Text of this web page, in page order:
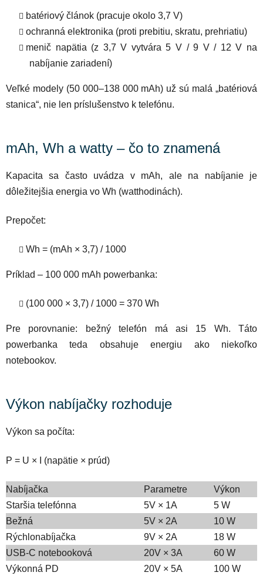
batériový článok (pracuje okolo 3,7 V)
ochranná elektronika (proti prebitiu, skratu, prehriatiu)
menič napätia (z 3,7 V vytvára 5 V / 9 V / 12 V na
nabíjanie zariadení)
Veľké modely (50 000–138 000 mAh) už sú malá „batériová
stanica“, nie len príslušenstvo k telefónu.
mAh, Wh a watty – čo to znamená
Kapacita sa často uvádza v mAh, ale na nabíjanie je
dôležitejšia energia vo Wh (watthodinách).
Prepočet:
Wh = (mAh × 3,7) / 1000
Príklad – 100 000 mAh powerbanka:
(100 000 × 3,7) / 1000 = 370 Wh
Pre porovnanie: bežný telefón má asi 15 Wh. Táto
powerbanka teda obsahuje energiu ako niekoľko
notebookov.
Výkon nabíjačky rozhoduje
Výkon sa počíta:
P = U × I (napätie × prúd)
Nabíjačka Parametre
Výkon
Staršia telefónna
5V × 1A
5 W
Bežná
5V × 2A
10 W
Rýchlonabíjačka
9V × 2A
18 W
USB-C notebooková
20V × 3A
60 W
Výkonná PD
20V × 5A 100 W